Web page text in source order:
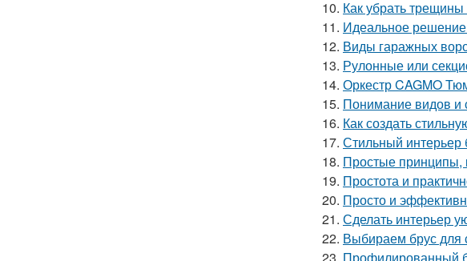
10. Как убрать
11. Идеальное решение
12. Виды гаражных
13. Рулонные или
14. Оркестр CAGMO
15. Понимание видов и
16. Как создать
17. Стильный интерьер
18. Простые принципы,
19. Простота и
20. Просто и
21. Сделать интерьер
22. Выбираем брус для